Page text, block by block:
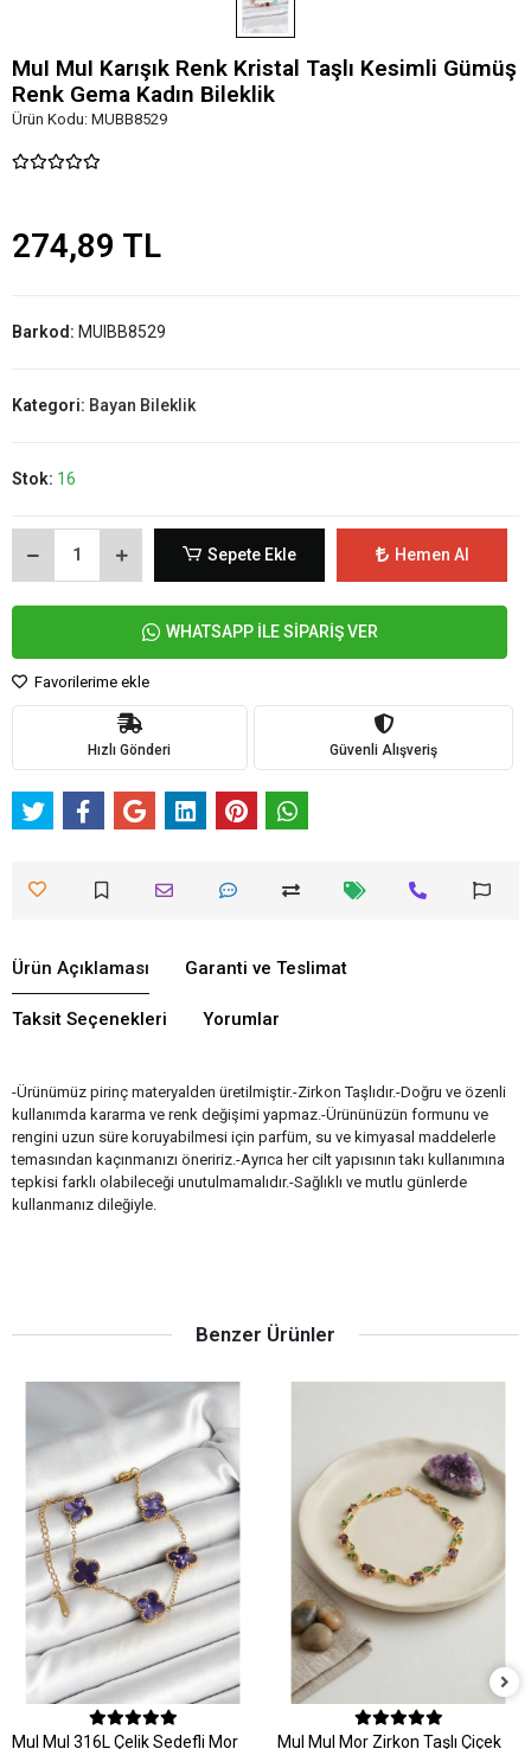
MuI MuI Karışık Renk Kristal Taşlı Kesimli Gümüş
Renk Gema Kadın Bileklik
Ürün Kodu: MUBB8529
274,89 TL
Barkod: MUIBB8529
Kategori: Bayan Bileklik
Stok: 16
Sepete Ekle Hemen Al
WHATSAPP İLE SİPARİŞ VER
Favorilerime ekle
Hızlı Gönderi Güvenli Alışveriş
Ürün Açıklaması Garanti ve Teslimat
Taksit Seçenekleri Yorumlar
-Ürünümüz pirinç materyalden üretilmiştir.-Zirkon Taşlıdır.-Doğru ve özenli
kullanımda kararma ve renk değişimi yapmaz.-Ürününüzün formunu ve
rengini uzun süre koruyabilmesi için parfüm, su ve kimyasal maddelerle
temasından kaçınmanızı öneririz.-Ayrıca her cilt yapısının takı kullanımına
tepkisi farklı olabileceği unutulmamalıdır.-Sağlıklı ve mutlu günlerde
kullanmanız dileğiyle.
Benzer Ürünler
MuI MuI 316L Çelik Sedefli Mor
MuI MuI Mor Zirkon Taşlı Çiçek